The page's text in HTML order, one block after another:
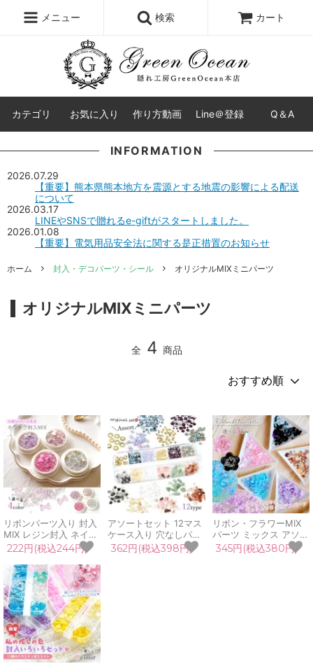
メニュー 検索 カート
カテゴリ お気に入り 作り方動画 Line＠登録 Q＆A
INFORMATION
2026.07.29
【重要】熊本県熊本地方を震源とする地震の影響による配送
について
2026.03.17
LINEやSNSで贈れるe-giftがスタートしました。
2026.01.08
【重要】電気用品安全法に関する是正措置のお知らせ
ホーム 封入・デコパーツ・シール オリジナルMIXミニパーツ
オリジナルMIXミニパーツ
全 4 商品
リボンパーツ入り 封入
MIX レジン封入 ネイル
パーツ ネイル用品 オー
ロラ りぼん 穴無しパー
ル ブリオン デコパーツ
キラキラ カシャカシャ
手芸 クラフト クリスマ
ス
222円(税込244円)
アソートセット 12マス
ケース入り 穴なしパー
ル プラビジュー 天然石
シェル 12マスケース入
362円(税込398円)
リボン・フラワーMIX
パーツ ミックス アソー
ト セット レジン封入素
材 貼り付けパーツ プラ
345円(税込380円)
シリコンモールド